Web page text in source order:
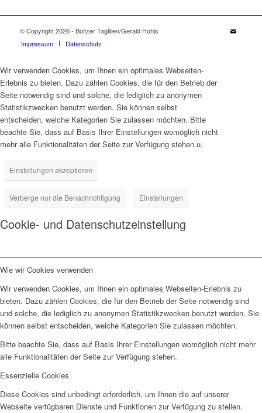
© Copyright 2026 - Boitzer Taglilien/Gerald Hohls
Impressum
Datenschutz
Wir verwenden Cookies, um Ihnen ein optimales Webseiten-
Erlebnis zu bieten. Dazu zählen Cookies, die für den Betrieb der
Seite notwendig sind und solche, die lediglich zu anonymen
Statistikzwecken benutzt werden. Sie können selbst
entscheiden, welche Kategorien Sie zulassen möchten. Bitte
beachte Sie, dass auf Basis Ihrer Einstellungen womöglich nicht
mehr alle Funktionalitäten der Seite zur Verfügung stehen.u.
Einstellungen akzeptieren
Verberge nur die Benachrichtigung Einstellungen
Cookie- und Datenschutzeinstellung
Wie wir Cookies verwenden
Wir verwenden Cookies, um Ihnen ein optimales Webseiten-Erlebnis zu
bieten. Dazu zählen Cookies, die für den Betrieb der Seite notwendig sind
und solche, die lediglich zu anonymen Statistikzwecken benutzt werden. Sie
können selbst entscheiden, welche Kategorien Sie zulassen möchten.
Bitte beachte Sie, dass auf Basis Ihrer Einstellungen womöglich nicht mehr
alle Funktionalitäten der Seite zur Verfügung stehen.
Essenzielle Cookies
Diese Cookies sind unbedingt erforderlich, um Ihnen die auf unserer
Webseite verfügbaren Dienste und Funktionen zur Verfügung zu stellen.